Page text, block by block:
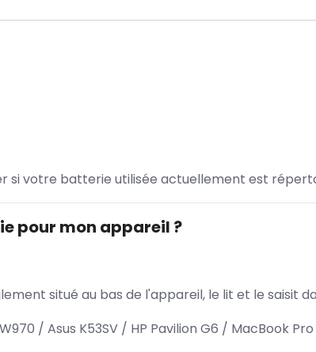
si votre batterie utilisée actuellement est
pour mon appareil ?
situé au bas de l'appareil, le lit et le saisit
/ Asus K53SV / HP Pavilion G6 / MacBook Pro